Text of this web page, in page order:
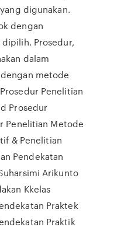
digunakan.
dengan
Prosedur,
dalam
metode
Penelitian
Prosedur
Penelitian Metode
& Penelitian
Pendekatan
Arikunto
Kkelas
Praktek
Praktik